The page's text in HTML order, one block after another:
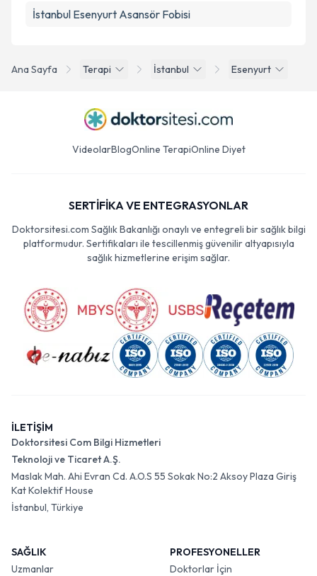
Ana Sayfa Terapi İstanbul Esenyurt
İstanbul Esenyurt Asansör Fobisi
VideolarBlogOnline TerapiOnline Diyet
SERTİFİKA VE ENTEGRASYONLAR
Doktorsitesi.com Sağlık Bakanlığı onaylı ve entegreli bir sağlık bilgi
platformudur. Sertifikaları ile tescillenmiş güvenilir altyapısıyla
sağlık hizmetlerine erişim sağlar.
İLETİŞİM
Doktorsitesi Com Bilgi Hizmetleri
Teknoloji ve Ticaret A.Ş.
Maslak Mah. Ahi Evran Cd. A.O.S 55 Sokak No:2 Aksoy Plaza Giriş
Kat Kolektif House
İstanbul, Türkiye
SAĞLIK
Uzmanlar
PROFESYONELLER
Doktorlar İçin